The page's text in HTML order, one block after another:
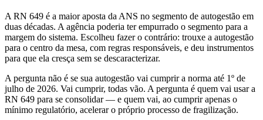
A RN 649 é a maior aposta da ANS no segmento de autogestão em
duas décadas. A agência poderia ter empurrado o segmento para a
margem do sistema. Escolheu fazer o contrário: trouxe a autogestão
para o centro da mesa, com regras responsáveis, e deu instrumentos
para que ela cresça sem se descaracterizar.
A pergunta não é se sua autogestão vai cumprir a norma até 1º de
julho de 2026. Vai cumprir, todas vão. A pergunta é quem vai usar a
RN 649 para se consolidar — e quem vai, ao cumprir apenas o
mínimo regulatório, acelerar o próprio processo de fragilização.